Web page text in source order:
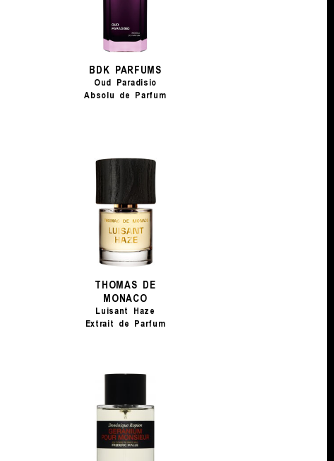
BDK PARFUMS
Oud Paradisio
Absolu de Parfum
THOMAS DE
MONACO
Luisant Haze
Extrait de Parfum